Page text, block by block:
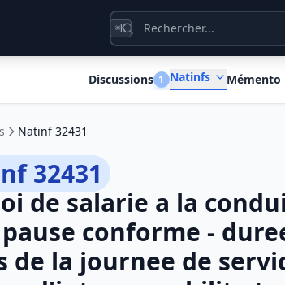
⌘K
Discussions 1 Natinfs Mémento
Natinf 32431
32431
de salarie a la
conforme -
de la journee de